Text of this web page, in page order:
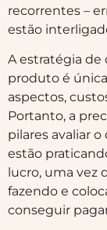
recorrentes –
estão
A estratégia de
produto é
aspectos,
Portanto, a
pilares avaliar
estão
lucro, uma vez
fazendo e
conseguir